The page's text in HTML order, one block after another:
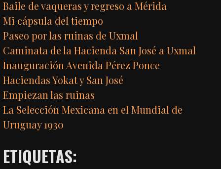
Baile de vaqueras y regreso a Mérida
Mi cápsula del tiempo
Paseo por las ruinas de Uxmal
Caminata de la Hacienda San José a Uxmal
Inauguración Avenida Pérez Ponce
Haciendas Yokat y San José
Empiezan las ruinas
La Selección Mexicana en el Mundial de
Uruguay 1930
ETIQUETAS: